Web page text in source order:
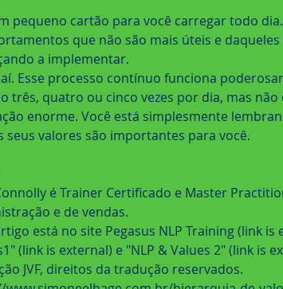
pequeno cartão para você carregar todo
que não são mais úteis e
a implementar.
aí. Esse processo contínuo funciona
três, quatro ou cinco vezes por dia, mas não
enorme. Você está simplesmente
seus valores são importantes para você.
é Trainer Certificado e Master
e de vendas.
está no site Pegasus NLP Training (link
(link is external) e "NLP & Values 2" (link is
JVF, direitos da tradução reservados.